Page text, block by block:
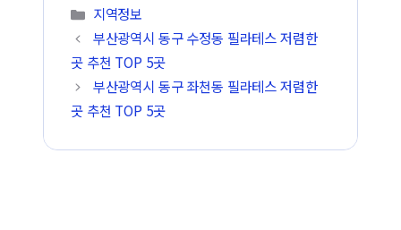
카테고리
지역정보
부산광역시 동구 수정동 필라테스 저렴한
곳 추천 TOP 5곳
부산광역시 동구 좌천동 필라테스 저렴한
곳 추천 TOP 5곳